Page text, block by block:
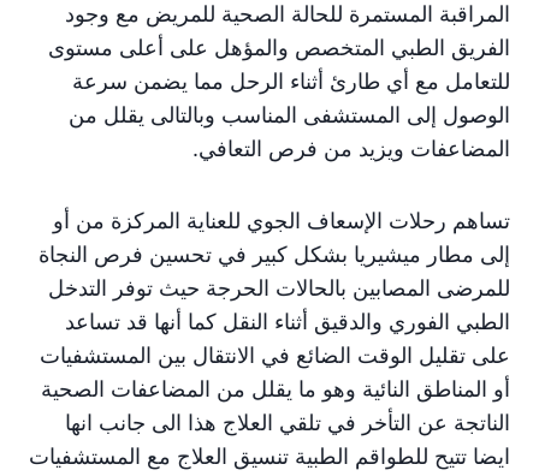
المراقبة المستمرة للحالة الصحية للمريض مع وجود
الفريق الطبي المتخصص والمؤهل على أعلى مستوى
للتعامل مع أي طارئ أثناء الرحل مما يضمن سرعة
الوصول إلى المستشفى المناسب وبالتالى يقلل من
المضاعفات ويزيد من فرص التعافي.
تساهم رحلات الإسعاف الجوي للعناية المركزة من أو
إلى مطار ميشيريا بشكل كبير في تحسين فرص النجاة
للمرضى المصابين بالحالات الحرجة حيث توفر التدخل
الطبي الفوري والدقيق أثناء النقل كما أنها قد تساعد
على تقليل الوقت الضائع في الانتقال بين المستشفيات
أو المناطق النائية وهو ما يقلل من المضاعفات الصحية
الناتجة عن التأخر في تلقي العلاج هذا الى جانب انها
ايضا تتيح للطواقم الطبية تنسيق العلاج مع المستشفيات